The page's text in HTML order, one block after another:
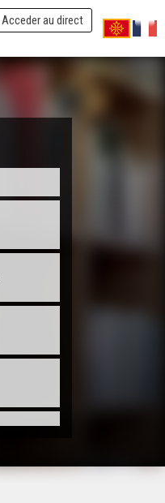
Acceder au direct